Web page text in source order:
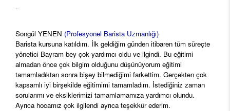
-
Songül YENEN (Profesyonel Barista Uzmanlığı)
Barista kursuna katıldım. İlk geldiğim günden itibaren tüm süreçte
yönetici Bayram bey çok yardımcı oldu ve ilgindi. Bu eğitimi
almadan önce çok bilgim olduğunu düşünüyorum eğitimi
tamamladıktan sonra bişey bilmediğimi farkettim. Gerçekten çok
kapsamlı iyi birşekilde eğitimimi tamamladım. İstediğiniz zaman
sorularımı ve eksiklerimizi tamamlamamıza yardımcı olundu.
Ayrıca hocamız çok ilgilendi ayrıca teşekkür ederim.